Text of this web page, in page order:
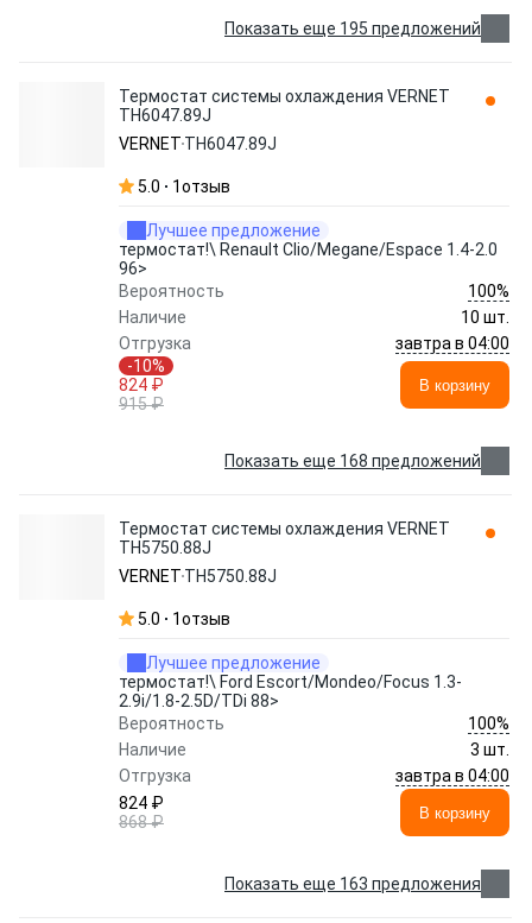
Показать еще 195 предложений
Термостат системы охлаждения VERNET
TH6047.89J
VERNET TH6047.89J
5.0 1отзыв
Лучшее предложение
термостат!\ Renault Clio/Megane/Espace 1.4-2.0
96>
Вероятность
100%
Наличие
10 шт.
Отгрузка
завтра в 04:00
-10%
824 ₽
915 ₽
В корзину
Показать еще 168 предложений
Термостат системы охлаждения VERNET
TH5750.88J
VERNET TH5750.88J
5.0 1отзыв
Лучшее предложение
термостат!\ Ford Escort/Mondeo/Focus 1.3-
2.9i/1.8-2.5D/TDi 88>
Вероятность
100%
Наличие
3 шт.
Отгрузка
завтра в 04:00
824 ₽
868 ₽
В корзину
Показать еще 163 предложения